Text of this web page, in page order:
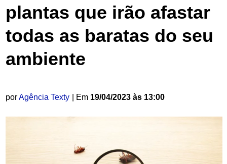
plantas que irão afastar
todas as baratas do seu
ambiente
porAgência Texty | Em 19/04/2023 às 13:00